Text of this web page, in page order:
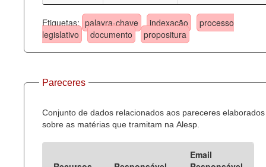
Etiquetas: palavra-chave indexação
processo
legislativo
documento propositura
Pareceres
Conjunto de dados relacionados aos pareceres elaborados
sobre as matérias que tramitam na Alesp.
Email